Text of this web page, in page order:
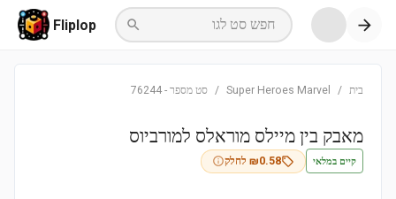
חפש סט לגו Fliplop
בית /
Super Heroes Marvel
/ סט מספר -
76244
מאבק בין מיילס מוראלס למורביוס
קיים במלאי ₪0.58 לחלק